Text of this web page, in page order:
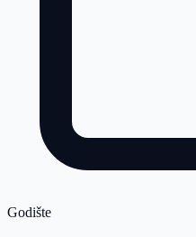
Godište